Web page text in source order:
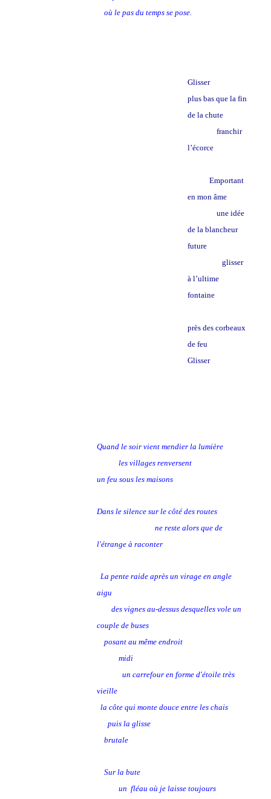
où le pas du temps se pose.
Glisser
plus bas que la fin
de la chute
franchir
l’écorce
Emportant
en mon âme
une idée
de la blancheur
future
glisser
à l’ultime
fontaine
près des corbeaux
de feu
Glisser
Quand le soir vient mendier la lumière
les villages renversent
un feu sous les maisons
Dans le silence sur le côté des routes
ne reste alors que de
l'étrange à raconter
La pente raide après un virage en angle
aigu
des vignes au-dessus desquelles vole un
couple de buses
posant au même endroit
midi
un carrefour en forme d'étoile très
vieille
la côte qui monte douce entre les chais
puis la glisse
brutale
Sur la bute
un fléau où je laisse toujours